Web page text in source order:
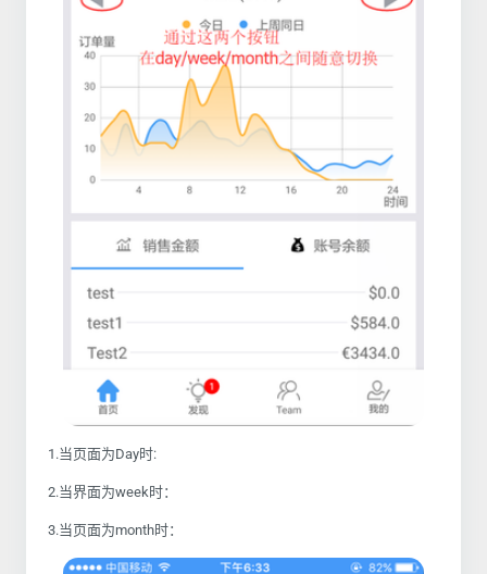
1.当页面为Day时:
2.当界面为week时：
3.当页面为month时：